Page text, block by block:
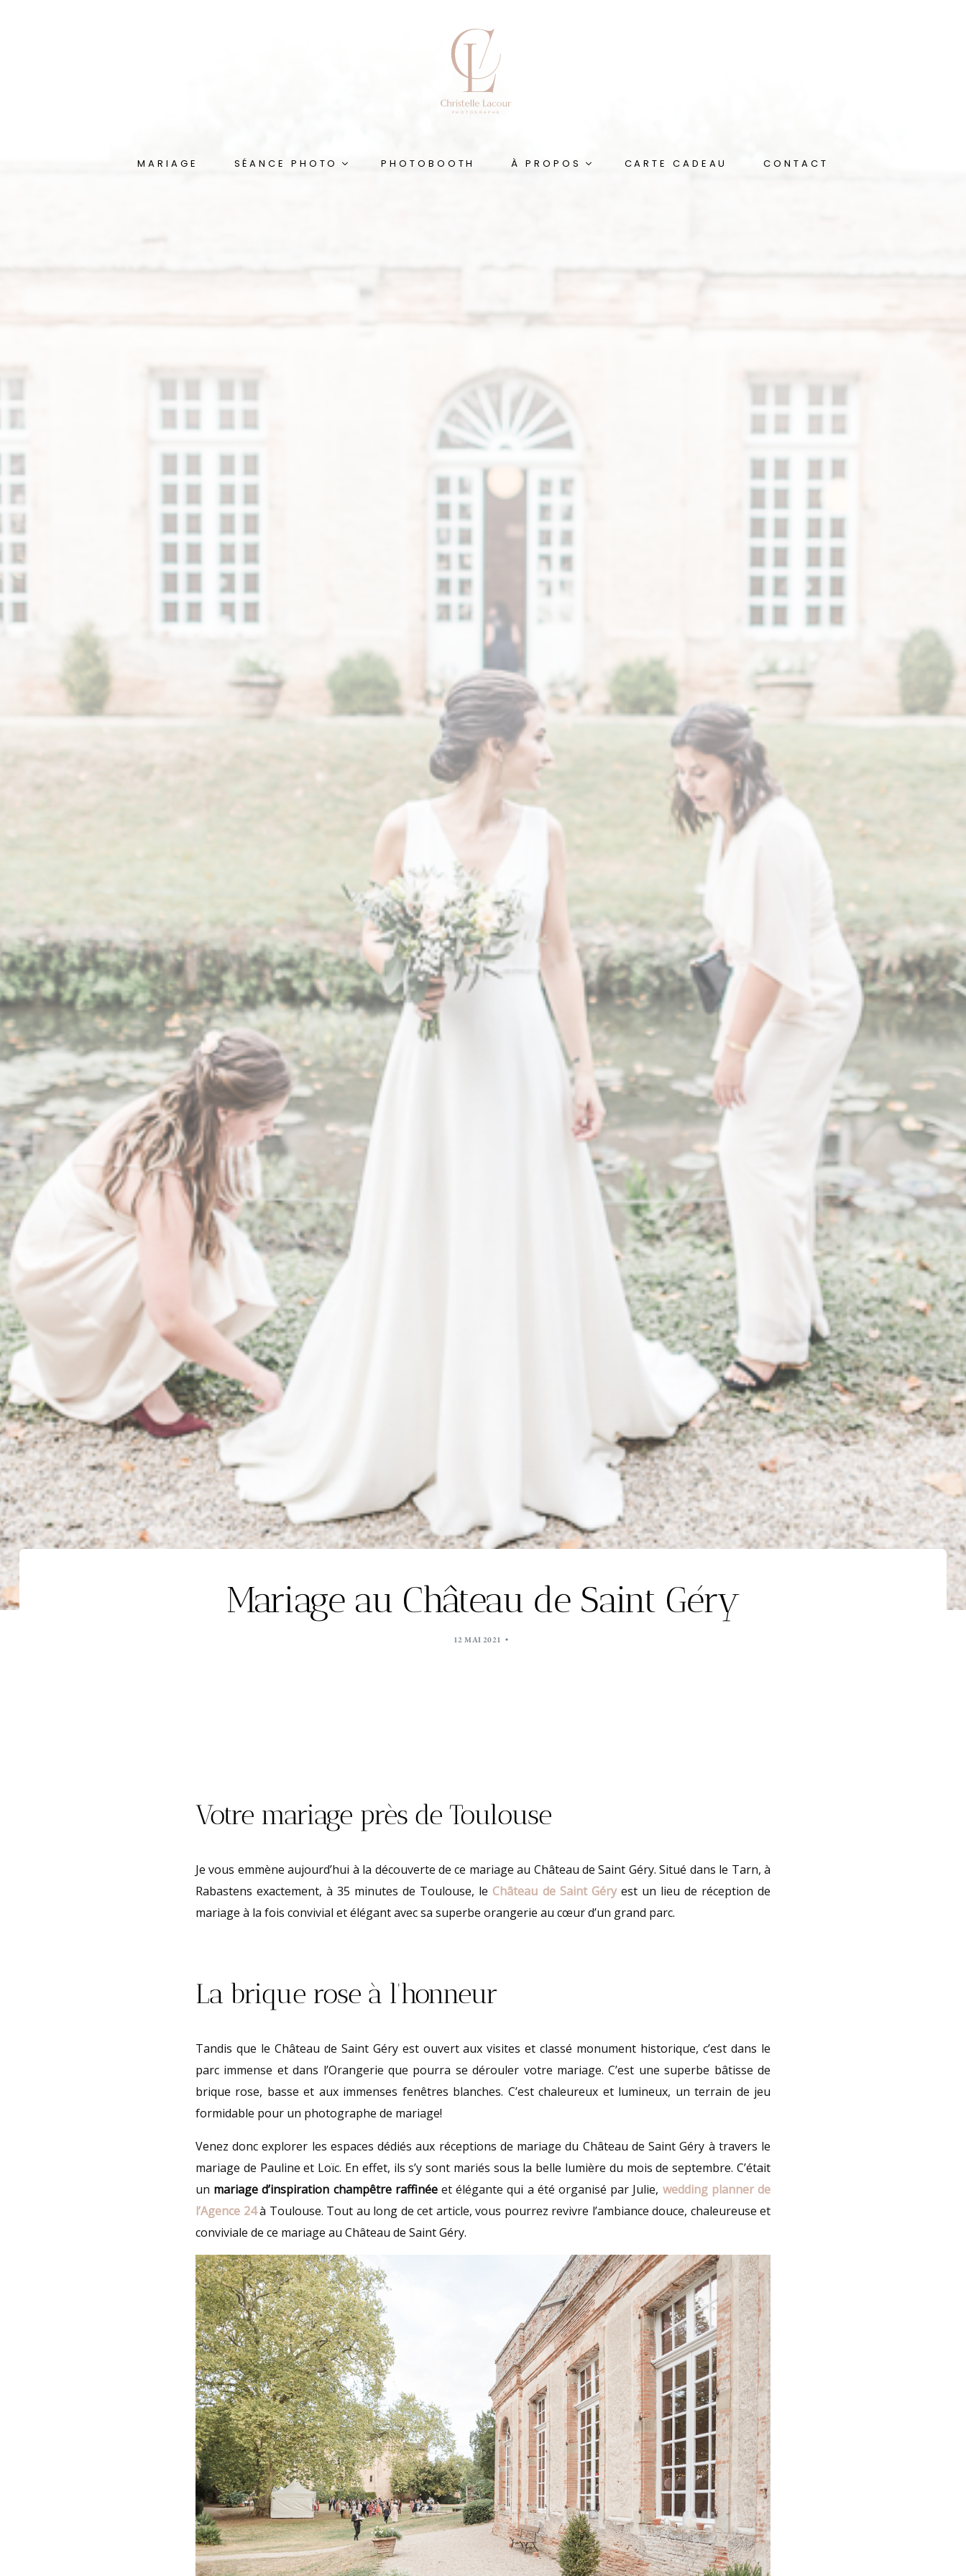
MARIAGE SÉANCE PHOTO PHOTOBOOTH À PROPOS CARTE CADEAU CONTACT
Mariage au Château de Saint Géry
12 MAI 2021
Votre mariage près de Toulouse
Je vous emmène aujourd’hui à la découverte de ce mariage au Château de Saint Géry. Situé dans le Tarn, à
Rabastens exactement, à 35 minutes de Toulouse, le Château de Saint Géry est un lieu de réception de
mariage à la fois convivial et élégant avec sa superbe orangerie au cœur d’un grand parc.
La brique rose à l’honneur
Tandis que le Château de Saint Géry est ouvert aux visites et classé monument historique, c’est dans le
parc immense et dans l’Orangerie que pourra se dérouler votre mariage. C’est une superbe bâtisse de
brique rose, basse et aux immenses fenêtres blanches. C’est chaleureux et lumineux, un terrain de jeu
formidable pour un photographe de mariage!
Venez donc explorer les espaces dédiés aux réceptions de mariage du Château de Saint Géry à travers le
mariage de Pauline et Loïc. En effet, ils s’y sont mariés sous la belle lumière du mois de septembre. C’était
un mariage d’inspiration champêtre raffinéeet élégante qui a été organisé par Julie, wedding planner de
l’Agence 24à Toulouse. Tout au long de cet article, vous pourrez revivre l’ambiance douce, chaleureuse et
conviviale de ce mariage au Château de Saint Géry.